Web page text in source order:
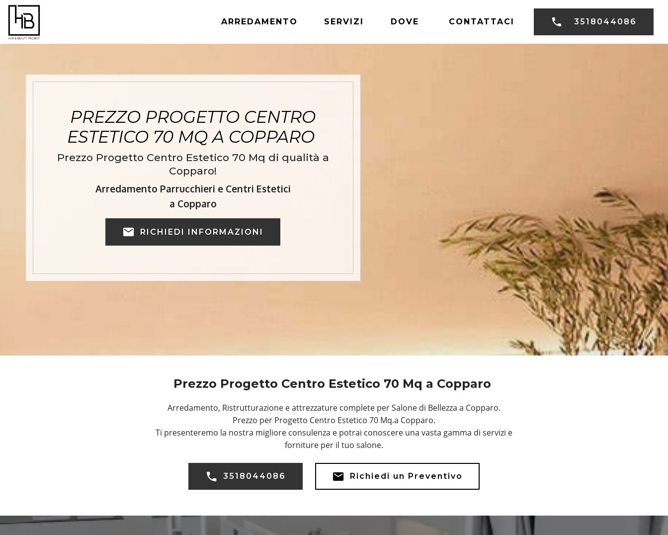
ARREDAMENTO SERVIZI DOVE CONTATTACI 3518044086
PREZZO PROGETTO CENTRO
ESTETICO 70 MQ A COPPARO
Prezzo Progetto Centro Estetico 70 Mq di qualità a
Copparo!
Arredamento Parrucchieri e Centri Estetici
a Copparo
RICHIEDI INFORMAZIONI
Prezzo Progetto Centro Estetico 70 Mq a Copparo
Arredamento, Ristrutturazione e attrezzature complete per Salone di Bellezza a Copparo.
Prezzo per Progetto Centro Estetico 70 Mq.a Copparo.
Ti presenteremo la nostra migliore consulenza e potrai conoscere una vasta gamma di servizi e
forniture per il tuo salone.
3518044086 Richiedi un Preventivo